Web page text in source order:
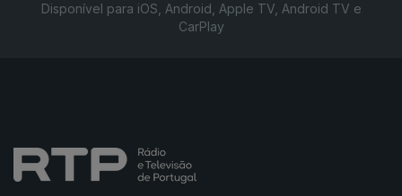
Disponível para iOS, Android, Apple TV, Android TV e
CarPlay